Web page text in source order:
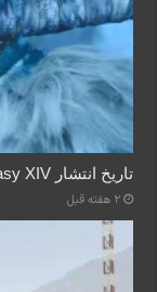
تاریخ انتشار Final Fantasy XIV برای سوییچ ۲ اعلام شد
2 هفته قبل